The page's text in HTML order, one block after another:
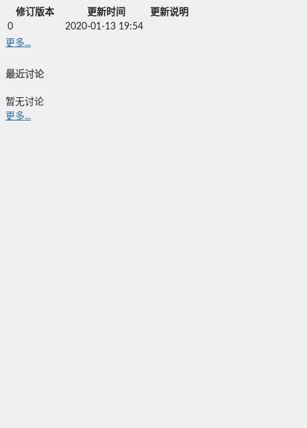
修订版本 更新时间
更新说明
0
2020-01-13 19:54
更多...
最近讨论
暂无讨论
更多...